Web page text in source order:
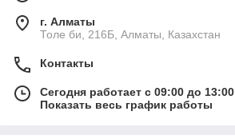
г. Алматы
Толе би, 216Б, Алматы, Казахстан
Контакты
Сегодня работает с 09:00 до 13:00
Показать весь график работы